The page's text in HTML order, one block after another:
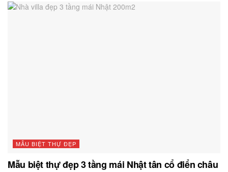
MẪU BIỆT THỰ ĐẸP
Mẫu biệt thự đẹp 3 tầng mái Nhật tân cổ điển châu